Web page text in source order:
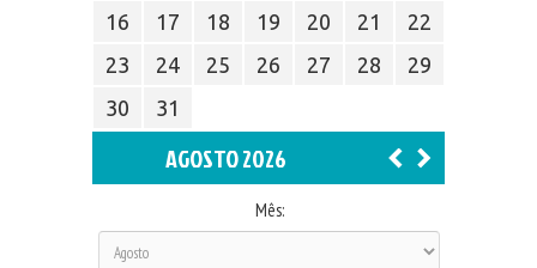
16
17 18 19 20 21
22
23
24 25 26 27 28
29
30
31
AGOSTO 2026
Mês: